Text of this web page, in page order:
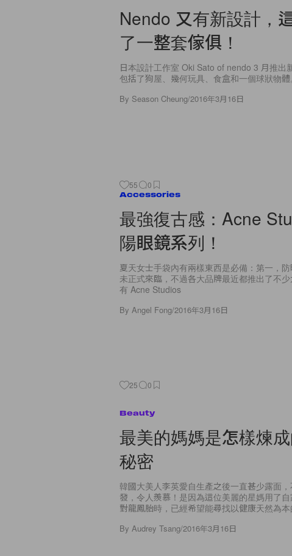
Nendo 又有新設計，
了一整套傢俱！
日本設計工作室 Oki Sato of nendo 3 月推出
包括了狗屋、幾何玩具、食盒和一個球狀物
By Season Cheung/2016年3月16日
55 0
Accessories
最強復古感：Acne
陽眼鏡系列！
夏天女士手袋內有兩樣東西是必備：第一，
未正式來臨，不過各大品牌最近都推出了不
有 Acne Studios
By Angel Fong/2016年3月16日
25 0
Beauty
最美的媽媽是怎樣煉
秘密
韓國大美人李英愛自生產之後一直甚少露面
發，令人羨慕！是因為這位美麗的星媽用了
對龍鳳胎時，已經希望能尋找以健康天然為
By Audrey Tsang/2016年3月16日